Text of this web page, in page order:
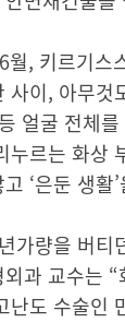
월, 키르기스
사이, 아무것
얼굴 전체
누르는 화상
‘은둔 생
가량을 버티
과 교수는
난도 수술인